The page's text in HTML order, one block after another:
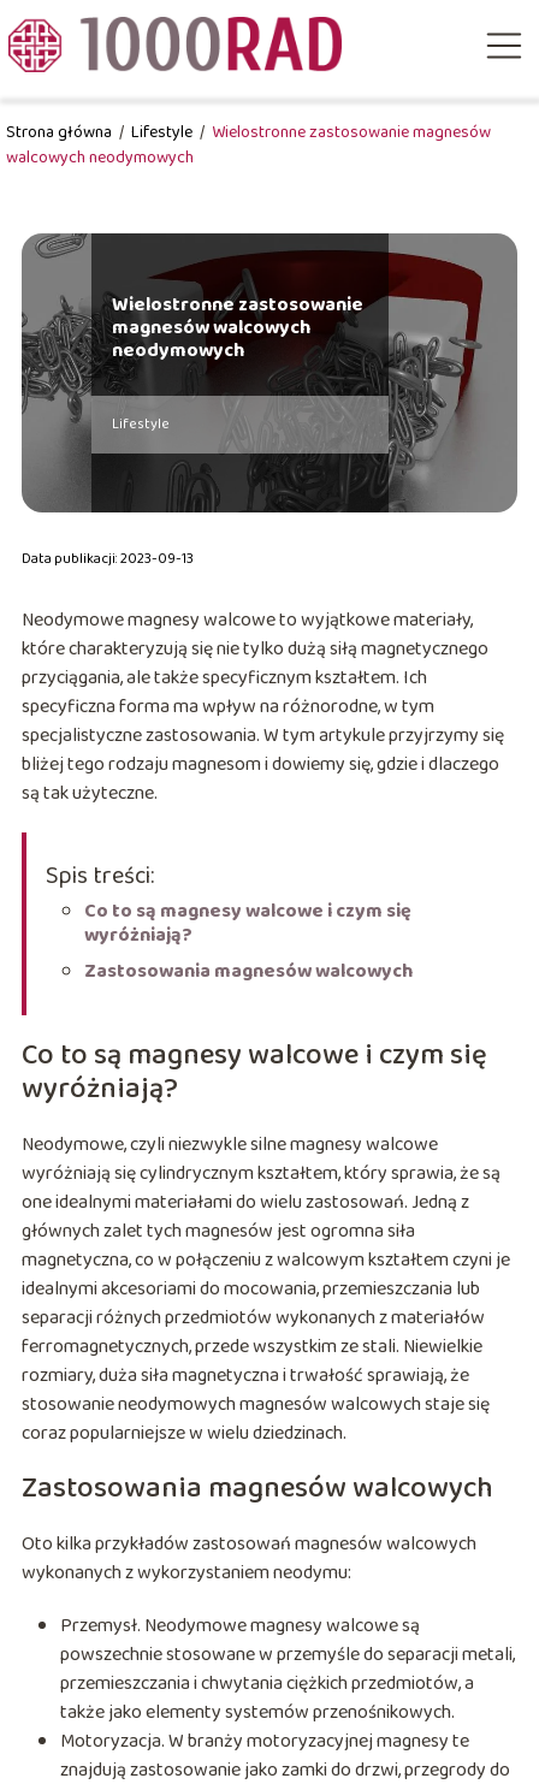
Strona główna / Lifestyle / Wielostronne zastosowanie magnesów
walcowych neodymowych
Wielostronne zastosowanie
magnesów walcowych
neodymowych
Lifestyle
Data publikacji: 2023-09-13
Neodymowe magnesy walcowe to wyjątkowe materiały,
które charakteryzują się nie tylko dużą siłą magnetycznego
przyciągania, ale także specyficznym kształtem. Ich
specyficzna forma ma wpływ na różnorodne, w tym
specjalistyczne zastosowania. W tym artykule przyjrzymy się
bliżej tego rodzaju magnesom i dowiemy się, gdzie i dlaczego
są tak użyteczne.
Spis treści:
Co to są magnesy walcowe i czym się
wyróżniają?
Zastosowania magnesów walcowych
Co to są magnesy walcowe i czym się
wyróżniają?
Neodymowe, czyli niezwykle silne magnesy walcowe
wyróżniają się cylindrycznym kształtem, który sprawia, że są
one idealnymi materiałami do wielu zastosowań. Jedną z
głównych zalet tych magnesów jest ogromna siła
magnetyczna, co w połączeniu z walcowym kształtem czyni je
idealnymi akcesoriami do mocowania, przemieszczania lub
separacji różnych przedmiotów wykonanych z materiałów
ferromagnetycznych, przede wszystkim ze stali. Niewielkie
rozmiary, duża siła magnetyczna i trwałość sprawiają, że
stosowanie neodymowych magnesów walcowych staje się
coraz popularniejsze w wielu dziedzinach.
Zastosowania magnesów walcowych
Oto kilka przykładów zastosowań magnesów walcowych
wykonanych z wykorzystaniem neodymu:
Przemysł. Neodymowe magnesy walcowe są
powszechnie stosowane w przemyśle do separacji metali,
przemieszczania i chwytania ciężkich przedmiotów, a
także jako elementy systemów przenośnikowych.
Motoryzacja. W branży motoryzacyjnej magnesy te
znajdują zastosowanie jako zamki do drzwi, przegrody do